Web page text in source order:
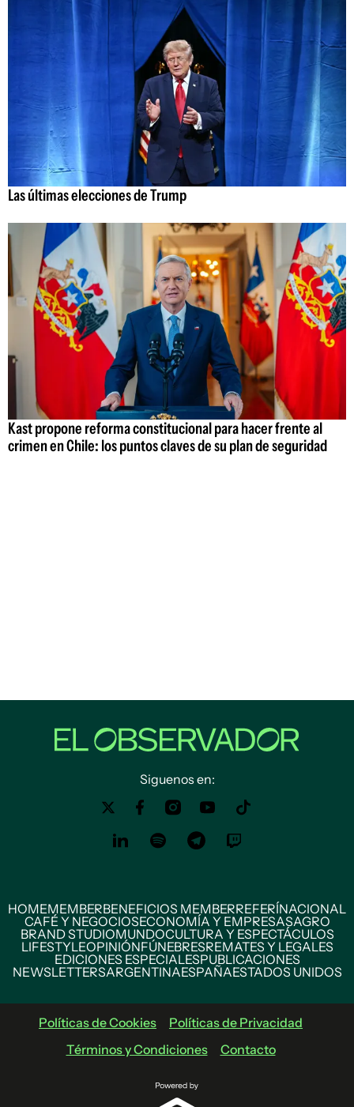
Las últimas elecciones de Trump
Kast propone reforma constitucional para hacer frente al
crimen en Chile: los puntos claves de su plan de seguridad
Siguenos en:
HOMEMEMBERBENEFICIOS MEMBERREFERÍNACIONAL
CAFÉ Y NEGOCIOSECONOMÍA Y EMPRESASAGRO
BRAND STUDIOMUNDOCULTURA Y ESPECTÁCULOS
LIFESTYLEOPINIÓNFÚNEBRESREMATES Y LEGALES
EDICIONES ESPECIALESPUBLICACIONES
NEWSLETTERSARGENTINAESPAÑAESTADOS UNIDOS
Políticas de Cookies
Políticas de Privacidad
Términos y Condiciones
Contacto